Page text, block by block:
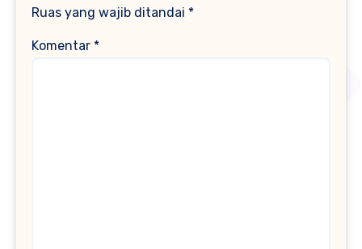
Ruas yang wajib ditandai *
Komentar *